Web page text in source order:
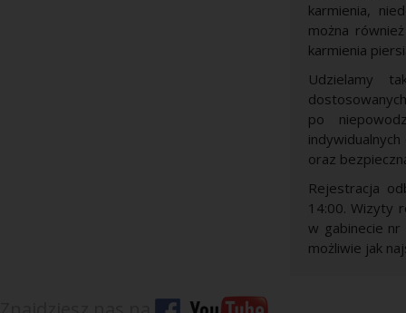
karmienia,
można
karmienia
Udzielamy
po
oraz
Rejestracja
14:00. Wizyty
w gabinecie nr
możliwie jak